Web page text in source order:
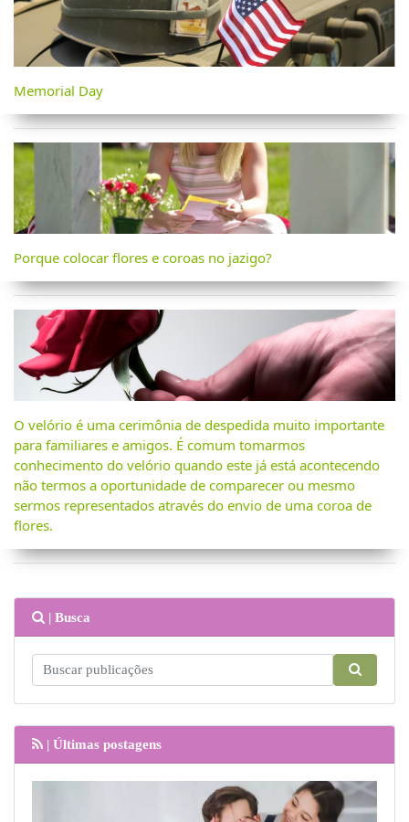
Memorial Day
Porque colocar flores e coroas no jazigo?
O velório é uma cerimônia de despedida muito importante
para familiares e amigos. É comum tomarmos
conhecimento do velório quando este já está acontecendo
não termos a oportunidade de comparecer ou mesmo
sermos representados através do envio de uma coroa de
flores.
| Busca
| Últimas postagens